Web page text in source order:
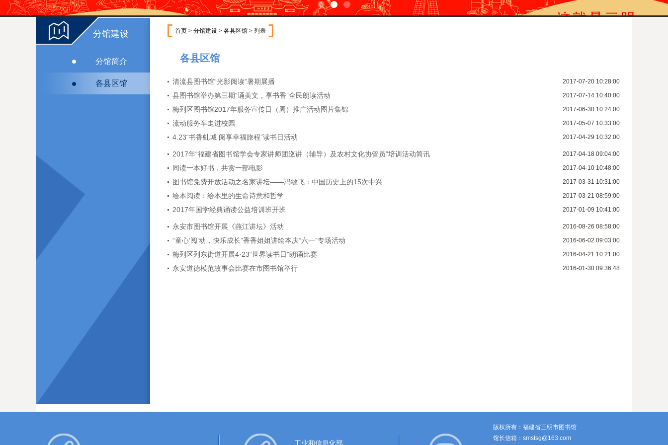
首页 > 分馆建设 > 各县区馆 > 列表
各县区馆
2017-07-20 10:28:00
清流县图书馆“光影阅读”暑期展播
2017-07-14 10:40:00
县图书馆举办第三期“诵美文，享书香”全民朗读活动
2017-06-30 10:24:00
梅列区图书馆2017年服务宣传日（周）推广活动图片集锦
2017-05-07 10:33:00
流动服务车走进校园
2017-04-29 10:32:00
4.23“书香虬城 阅享幸福旅程”读书日活动
2017-04-18 09:04:00
2017年“福建省图书馆学会专家讲师团巡讲（辅导）及农村文化协管员”培训活动简讯
2017-04-10 10:48:00
同读一本好书，共赏一部电影
2017-03-31 10:31:00
图书馆免费开放活动之名家讲坛——冯敏飞：中国历史上的15次中兴
2017-03-21 08:59:00
绘本阅读：绘本里的生命诗意和哲学
2017-01-09 10:41:00
2017年国学经典诵读公益培训班开班
2016-08-26 08:58:00
永安市图书馆开展《燕江讲坛》活动
2016-06-02 09:03:00
“童心‘阅’动，快乐成长”香香姐姐讲绘本庆“六一”专场活动
2016-04-21 10:21:00
梅列区列东街道开展4·23“世界读书日”朗诵比赛
2016-01-30 09:36:48
永安道德模范故事会比赛在市图书馆举行
分馆建设
分馆简介
各县区馆
工业和信息化部
版权所有：福建省三明市图书馆
馆长信箱：smstsg@163.com